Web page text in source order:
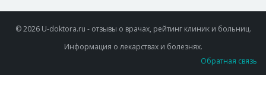
© 2026 U-doktora.ru - отзывы о врачах, рейтинг клиник и больниц.
Информация о лекарствах и болезнях.
Обратная связь